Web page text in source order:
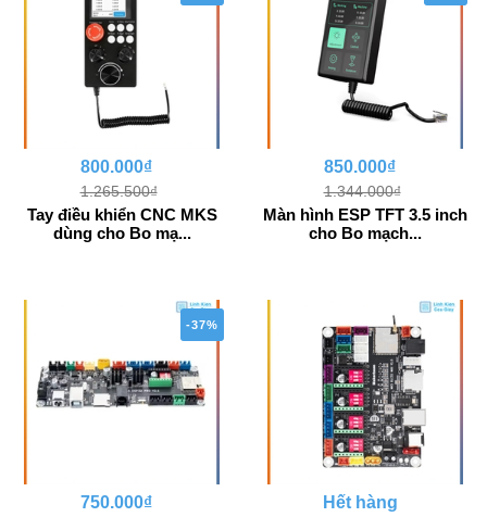
800.000₫
1.265.500₫
Tay điều khiển CNC MKS
dùng cho Bo mạ...
850.000₫
1.344.000₫
Màn hình ESP TFT 3.5 inch
cho Bo mạch...
-37%
750.000₫
Hết hàng